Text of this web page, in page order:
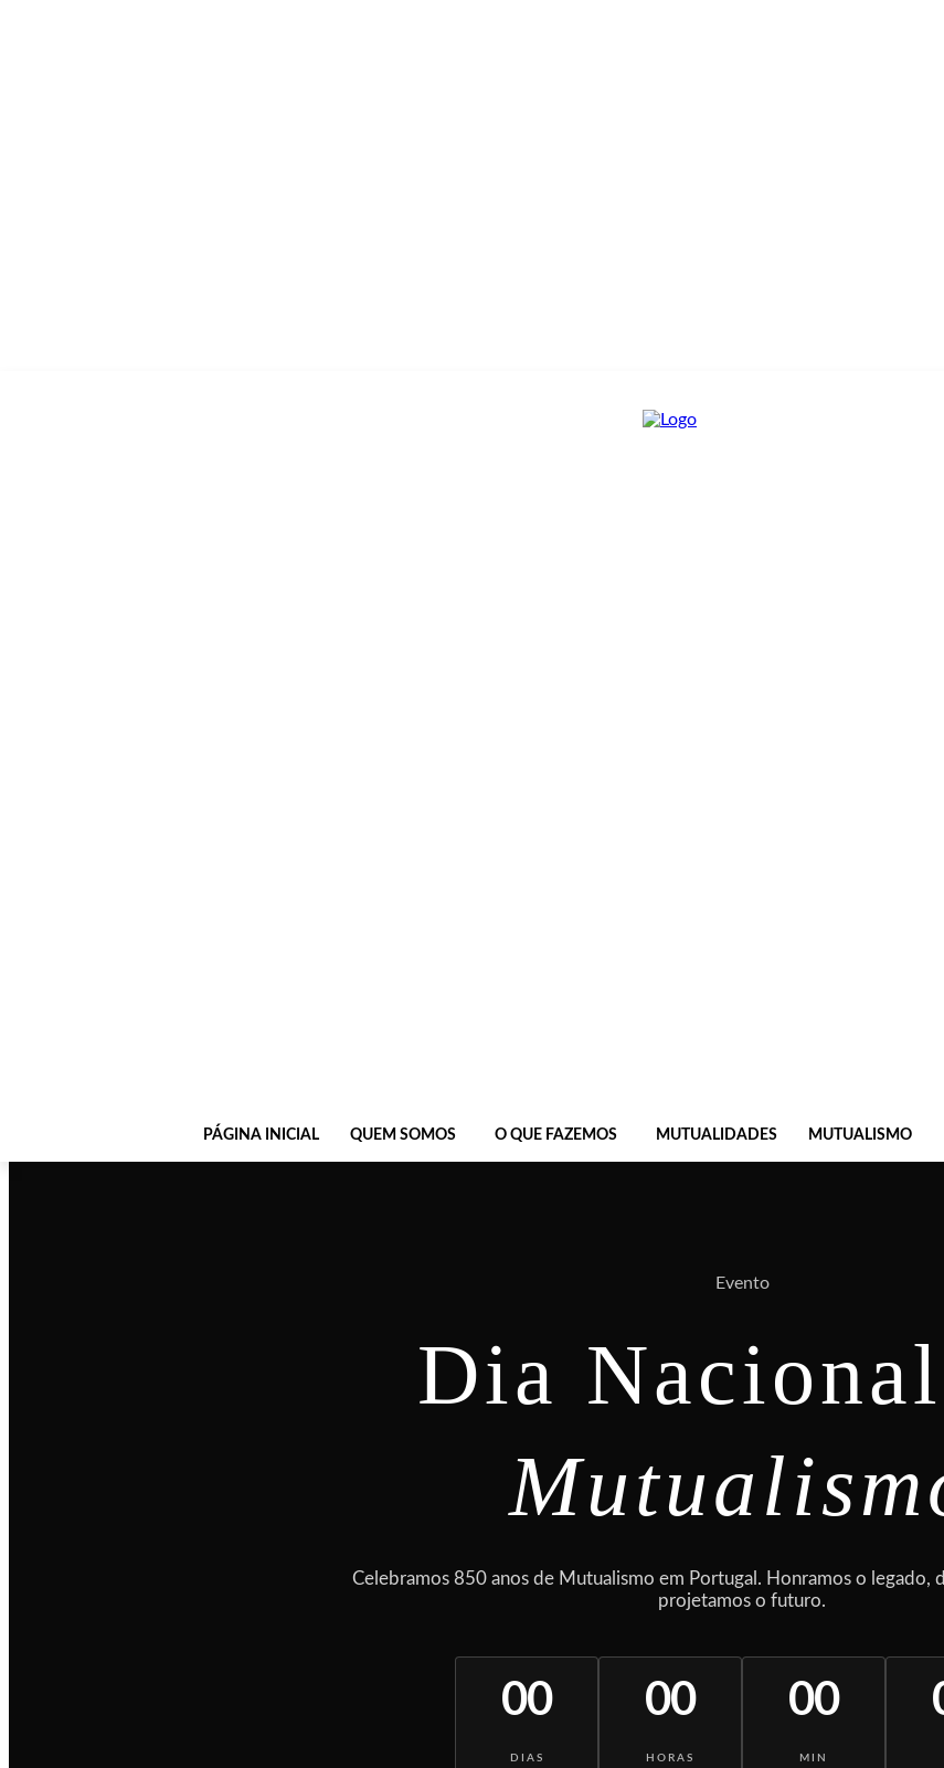
PÁGINA INICIAL QUEM SOMOS O QUE FAZEMOS MUTUALIDADES MUTUALISMO
Evento
Dia
Celebramos 850 anos de Mutualismo em Portugal. Honramos o legado,
projetamos o futuro.
00
DIAS
00
HORAS
00
MIN